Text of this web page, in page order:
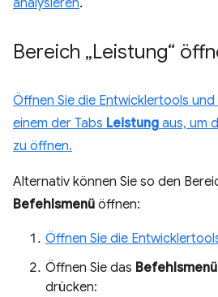
analysieren.
Bereich „Leistung“
Öffnen Sie die Entwicklertools
einem der Tabs Leistung aus, um
zu öffnen.
Alternativ können Sie so den
Befehlsmenü öffnen:
Öffnen Sie die
Öffnen Sie das Befehlsmenü
drücken: